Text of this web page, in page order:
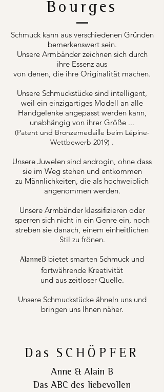
Bourges
Schmuck kann aus verschiedenen Gründen
bemerkenswert sein.
Unsere Armbänder zeichnen sich durch
ihre Essenz aus
von denen, die ihre Originalität machen.
Unsere Schmuckstücke sind intelligent,
weil ein einzigartiges Modell an alle
Handgelenke angepasst werden kann,
unabhängig von ihrer Größe ...
(Patent und Bronzemedaille beim Lépine-
Wettbewerb 2019) .
Unsere Juwelen sind androgin, ohne dass
sie im Weg stehen und entkommen
zu Männlichkeiten, die als hochweiblich
angenommen werden.
Unsere Armbänder klassifizieren oder
sperren sich nicht in ein Genre ein, noch
streben sie danach, einem einheitlichen
Stil zu frönen.
AlanneB bietet smarten Schmuck und
fortwährende Kreativität
und aus zeitloser Quelle.
Unsere Schmuckstücke ähneln uns und
bringen uns Ihnen näher.
Das SCHÖPFER
Anne & Alain B
Das ABC des liebevollen